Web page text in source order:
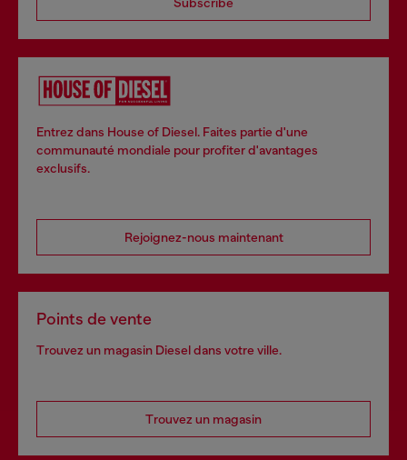
Entrez dans House of Diesel. Faites partie d'une
communauté mondiale pour profiter d'avantages
exclusifs.
Rejoignez-nous maintenant
Points de vente
Trouvez un magasin Diesel dans votre ville.
Trouvez un magasin